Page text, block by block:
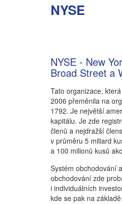
NYSE
NYSE - New
Broad Street a
Tato organizace,
2006 přeměnila na
1792. Je největší
kapitálu. Je zde
členů a nejdražší
v průměru 5 miliard
a 100 milionů kusů
Systém obchodování
obchodování zde
i individuálních
kde se pak na